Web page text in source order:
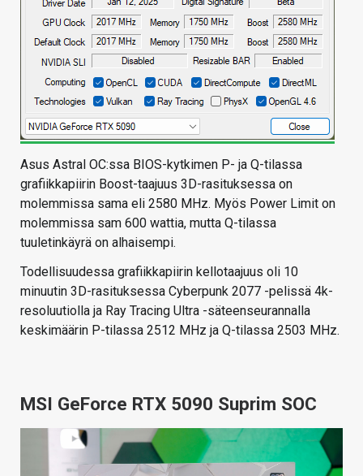
Asus Astral OC:ssa BIOS-kytkimen P- ja Q-tilassa
grafiikkapiirin Boost-taajuus 3D-rasituksessa on
molemmissa sama eli 2580 MHz. Myös Power Limit on
molemmissa sam 600 wattia, mutta Q-tilassa
tuuletinkäyrä on alhaisempi.
Todellisuudessa grafiikkapiirin kellotaajuus oli 10
minuutin 3D-rasituksessa Cyberpunk 2077 -pelissä 4k-
resoluutiolla ja Ray Tracing Ultra -säteenseurannalla
keskimäärin P-tilassa 2512 MHz ja Q-tilassa 2503 MHz.
MSI GeForce RTX 5090 Suprim SOC